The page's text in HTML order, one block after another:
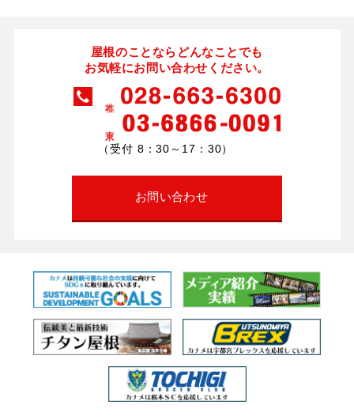
屋根のことならどんなことでも
お気軽にお問い合わせください。
（受付 8：30～17：30）
お問い合わせ